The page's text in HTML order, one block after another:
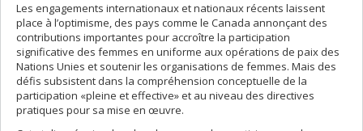
Les engagements internationaux et nationaux récents laissent
place à l’optimisme, des pays comme le Canada annonçant des
contributions importantes pour accroître la participation
significative des femmes en uniforme aux opérations de paix des
Nations Unies et soutenir les organisations de femmes. Mais des
défis subsistent dans la compréhension conceptuelle de la
participation «pleine et effective» et au niveau des directives
pratiques pour sa mise en œuvre.